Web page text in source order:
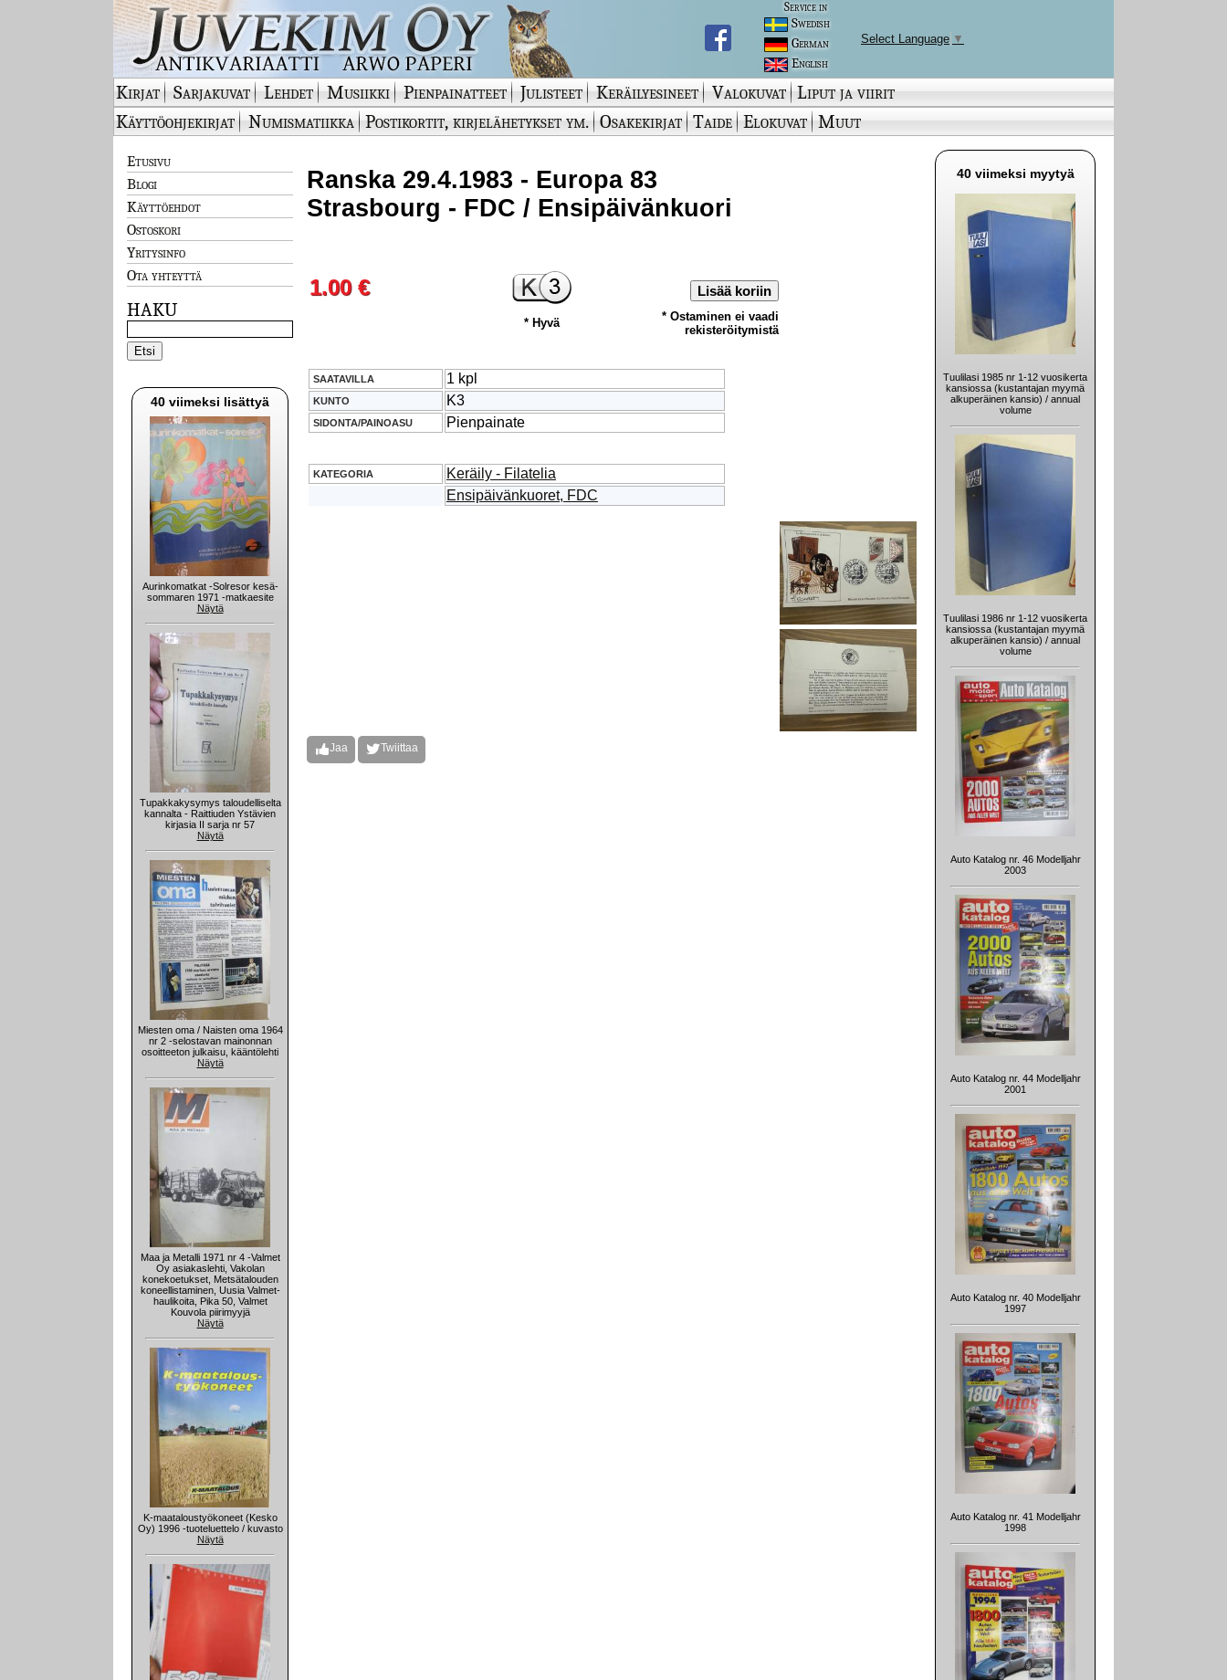
Service in
Swedish
German
English
Select Language ▼
Kirjat Sarjakuvat Lehdet Musiikki Pienpainatteet Julisteet Keräilyesineet Valokuvat Liput ja viirit
Käyttöohjekirjat
Numismatiikka Postikortit, kirjelähetykset ym. Osakekirjat Taide Elokuvat Muut
Etusivu
Blogi
Käyttöehdot
Ostoskori
Yritysinfo
Ota yhteyttä
HAKU
40 viimeksi lisättyä
Aurinkomatkat -Solresor kesä-
sommaren 1971 -matkaesite
Näytä
Tupakkakysymys taloudelliselta
kannalta - Raittiuden Ystävien
kirjasia II sarja nr 57
Näytä
Miesten oma / Naisten oma 1964
nr 2 -selostavan mainonnan
osoitteeton julkaisu, kääntölehti
Näytä
Maa ja Metalli 1971 nr 4 -Valmet
Oy asiakaslehti, Vakolan
konekoetukset, Metsätalouden
koneellistaminen, Uusia Valmet-
haulikoita, Pika 50, Valmet
Kouvola piirimyyjä
Näytä
K-maataloustyökoneet (Kesko
Oy) 1996 -tuoteluettelo / kuvasto
Näytä
Ranska 29.4.1983 - Europa 83
Strasbourg - FDC / Ensipäivänkuori
1.00 € Lisää koriin
* Hyvä
* Ostaminen ei vaadi
rekisteröitymistä
SAATAVILLA 1 kpl
KUNTO K3
SIDONTA/PAINOASU Pienpainate
KATEGORIA
Keräily - Filatelia
Ensipäivänkuoret, FDC
Jaa Twiittaa
40 viimeksi myytyä
Tuulilasi 1985 nr 1-12 vuosikerta
kansiossa (kustantajan myymä
alkuperäinen kansio) / annual
volume
Tuulilasi 1986 nr 1-12 vuosikerta
kansiossa (kustantajan myymä
alkuperäinen kansio) / annual
volume
Auto Katalog nr. 46 Modelljahr
2003
Auto Katalog nr. 44 Modelljahr
2001
Auto Katalog nr. 40 Modelljahr
1997
Auto Katalog nr. 41 Modelljahr
1998